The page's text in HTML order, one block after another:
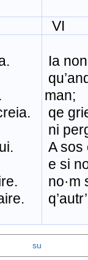
VI
Ia
man;
qe
ni
A sos
e si
no·m
su